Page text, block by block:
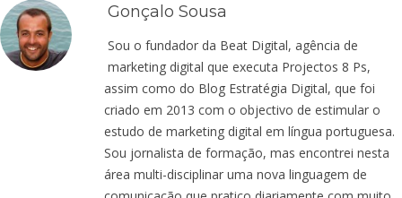
Gonçalo Sousa
Sou o fundador da Beat Digital, agência de
marketing digital que executa Projectos 8 Ps,
assim como do Blog Estratégia Digital, que foi
criado em 2013 com o objectivo de estimular o
estudo de marketing digital em língua portuguesa.
Sou jornalista de formação, mas encontrei nesta
área multi-disciplinar uma nova linguagem de